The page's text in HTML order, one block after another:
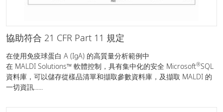
協助符合 21 CFR Part 11 規定
在使用免疫球蛋白 A (IgA) 的高質量分析範例中
在 MALDI Solutions™ 軟體控制，具有集中化的安全 Microsoft®SQL
資料庫，可以儲存從樣品清單和擷取參數資料庫，及擷取 MALDI 的
一切資訊......